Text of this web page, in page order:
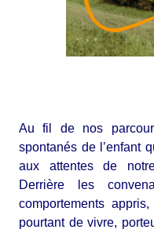
Au fil de nos
spontanés de l’enfant
aux attentes de
Derrière les
comportements
pourtant de vivre,